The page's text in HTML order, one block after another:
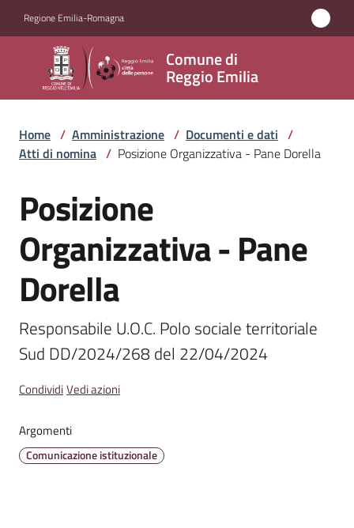
Regione Emilia-Romagna
Comune di
Reggio Emilia
Comune
di
Reggio
Emilia
Amministrazione
Menu selezionato
Servizi
Novità
Vivere
Reggio
Emilia
Tutti
Home / Amministrazione / Documenti e dati /
Atti di nomina / Posizione Organizzativa - Pane Dorella
Salta al contenuto
Posizione
Organizzativa - Pane
Dorella
Responsabile U.O.C. Polo sociale territoriale
Sud DD/2024/268 del 22/04/2024
CondividiVedi azioni
Argomenti
Comunicazione istituzionale